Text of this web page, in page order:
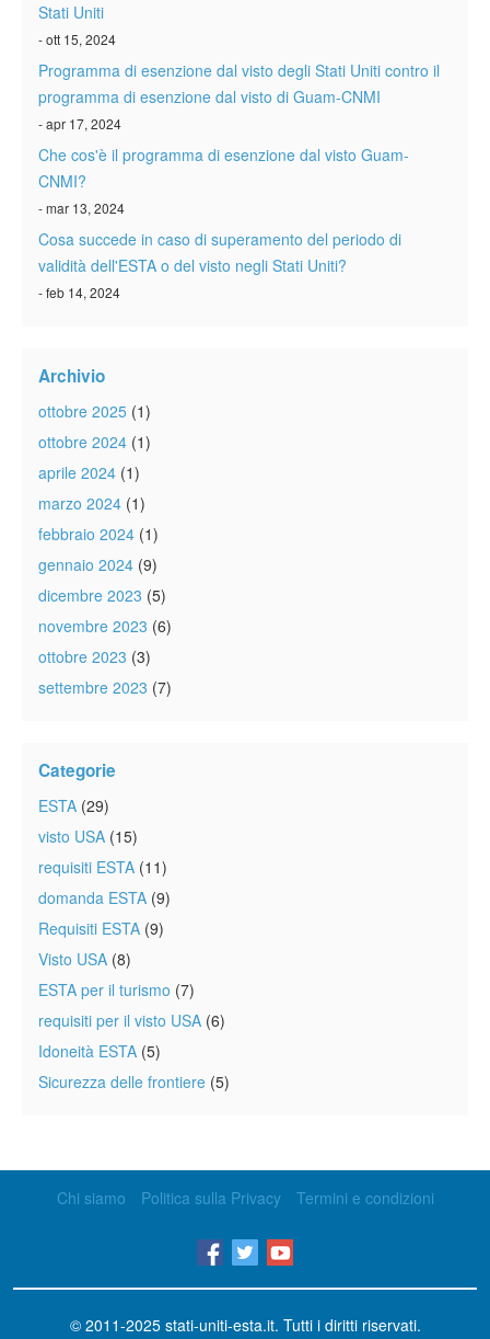
Stati Uniti
- ott 15, 2024
Programma di esenzione dal visto degli Stati Uniti contro il
programma di esenzione dal visto di Guam-CNMI
- apr 17, 2024
Che cos'è il programma di esenzione dal visto Guam-
CNMI?
- mar 13, 2024
Cosa succede in caso di superamento del periodo di
validità dell'ESTA o del visto negli Stati Uniti?
- feb 14, 2024
Archivio
ottobre 2025 (1)
ottobre 2024 (1)
aprile 2024 (1)
marzo 2024 (1)
febbraio 2024 (1)
gennaio 2024 (9)
dicembre 2023 (5)
novembre 2023 (6)
ottobre 2023 (3)
settembre 2023 (7)
Categorie
ESTA (29)
visto USA (15)
requisiti ESTA (11)
domanda ESTA (9)
Requisiti ESTA (9)
Visto USA (8)
ESTA per il turismo (7)
requisiti per il visto USA (6)
Idoneità ESTA (5)
Sicurezza delle frontiere (5)
Chi siamo Politica sulla Privacy Termini e condizioni
© 2011-2025 stati-uniti-esta.it. Tutti i diritti riservati.